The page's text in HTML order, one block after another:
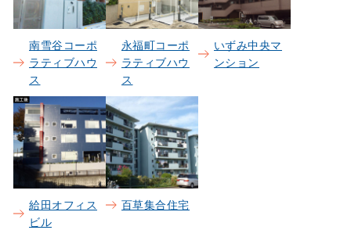
南雪谷コーポ
ラティブハウ
ス
永福町コーポ
ラティブハウ
ス
いずみ中央マ
ンション
給田オフィス
ビル
百草集合住宅